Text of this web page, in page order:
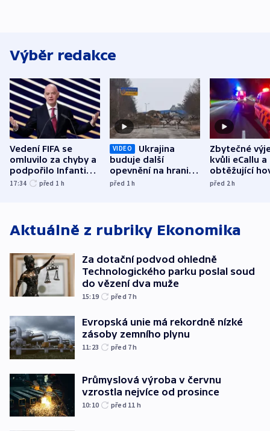
Výběr redakce
Vedení FIFA se
omluvilo za chyby a
podpořilo Infantina.
UEFA trvá na
17:34 před 1 h
VIDEO
Ukrajina
buduje další
opevnění na hranici
s Běloruskem
před 1h
Zbytečné
kvůli eCallu a
obtěžující
zdržují
před 2h
Aktuálně z rubriky Ekonomika
Za dotační podvod ohledně
Technologického parku poslal soud
do vězení dva muže
15:19 před 7h
Evropská unie má rekordně nízké
zásoby zemního plynu
11:23 před 7h
Průmyslová výroba v červnu
vzrostla nejvíce od prosince
10:10 před 11 h